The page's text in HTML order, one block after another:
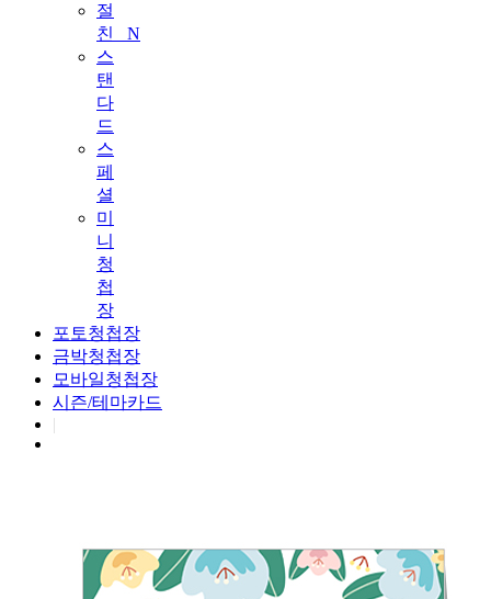
절
친
N
스
탠
다
드
스
페
셜
미
니
청
첩
장
포토청첩장
금박청첩장
모바일청첩장
시즌/테마카드
|